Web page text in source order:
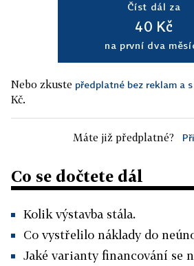
Číst dál za
40 Kč
na první dva
Nebo zkuste předplatné bez reklam a
Kč.
Máte již předplatné?
Co se dočtete dál
Kolik výstavba stála.
Co vystřelilo náklady do
Jaké varianty financování se